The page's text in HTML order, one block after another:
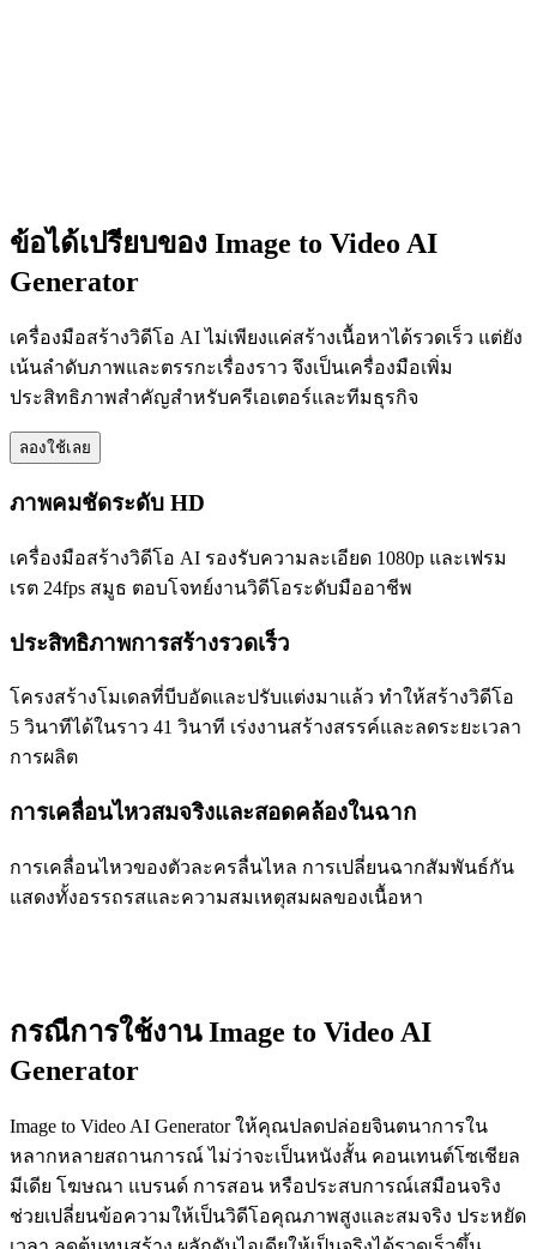
ข้อได้เปรียบของ Image to Video AI
Generator
เครื่องมือสร้างวิดีโอ AI ไม่เพียงแค่สร้างเนื้อหาได้รวดเร็ว แต่ยัง
เน้นลำดับภาพและตรรกะเรื่องราว จึงเป็นเครื่องมือเพิ่ม
ประสิทธิภาพสำคัญสำหรับครีเอเตอร์และทีมธุรกิจ
ลองใช้เลย
ภาพคมชัดระดับ HD
เครื่องมือสร้างวิดีโอ AI รองรับความละเอียด 1080p และเฟรม
เรต 24fps สมูธ ตอบโจทย์งานวิดีโอระดับมืออาชีพ
ประสิทธิภาพการสร้างรวดเร็ว
โครงสร้างโมเดลที่บีบอัดและปรับแต่งมาแล้ว ทำให้สร้างวิดีโอ
5 วินาทีได้ในราว 41 วินาที เร่งงานสร้างสรรค์และลดระยะเวลา
การผลิต
การเคลื่อนไหวสมจริงและสอดคล้องในฉาก
การเคลื่อนไหวของตัวละครลื่นไหล การเปลี่ยนฉากสัมพันธ์กัน
แสดงทั้งอรรถรสและความสมเหตุสมผลของเนื้อหา
กรณีการใช้งาน Image to Video AI
Generator
Image to Video AI Generator ให้คุณปลดปล่อยจินตนาการใน
หลากหลายสถานการณ์ ไม่ว่าจะเป็นหนังสั้น คอนเทนต์โซเชียล
มีเดีย โฆษณา แบรนด์ การสอน หรือประสบการณ์เสมือนจริง
ช่วยเปลี่ยนข้อความให้เป็นวิดีโอคุณภาพสูงและสมจริง ประหยัด